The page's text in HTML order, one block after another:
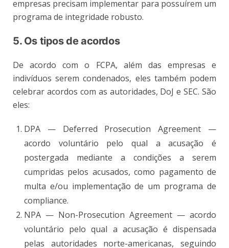
empresas precisam implementar para possuírem um
programa de integridade robusto.
5. Os tipos de acordos
De acordo com o FCPA, além das empresas e
indivíduos serem condenados, eles também podem
celebrar acordos com as autoridades, DoJ e SEC. São
eles:
DPA — Deferred Prosecution Agreement —
acordo voluntário pelo qual a acusação é
postergada mediante a condições a serem
cumpridas pelos acusados, como pagamento de
multa e/ou implementação de um programa de
compliance.
NPA — Non-Prosecution Agreement — acordo
voluntário pelo qual a acusação é dispensada
pelas autoridades norte-americanas, seguindo